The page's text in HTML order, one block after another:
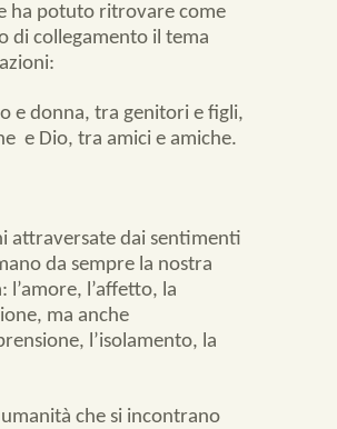
ha potuto ritrovare come
di collegamento il tema
e donna, tra genitori e figli,
e Dio, tra amici e amiche.
attraversate dai sentimenti
da sempre la nostra
l’amore, l’affetto, la
ma anche
l’isolamento, la
che si incontrano